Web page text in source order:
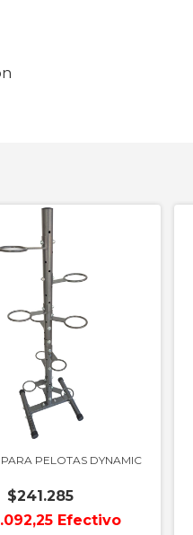
PELOTAS DYNAMIC
$241.285
Efectivo